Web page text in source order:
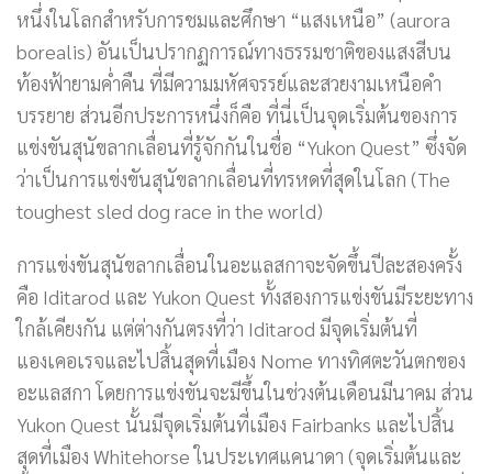
หนึ่งในโลกสำหรับการชมและศึกษา “แสงเหนือ” (aurora
borealis) อันเป็นปรากฏการณ์ทางธรรมชาติของแสงสีบน
ท้องฟ้ายามค่ำคืน ที่มีความมหัศจรรย์และสวยงามเหนือคำ
บรรยาย ส่วนอีกประการหนึ่งก็คือ ที่นี่เป็นจุดเริ่มต้นของการ
แข่งขันสุนัขลากเลื่อนที่รู้จักกันในชื่อ “Yukon Quest” ซึ่งจัด
ว่าเป็นการแข่งขันสุนัขลากเลื่อนที่ทรหดที่สุดในโลก (The
toughest sled dog race in the world)
การแข่งขันสุนัขลากเลื่อนในอะแลสกาจะจัดขึ้นปีละสองครั้ง
คือ Iditarod และ Yukon Quest ทั้งสองการแข่งขันมีระยะทาง
ใกล้เคียงกัน แต่ต่างกันตรงที่ว่า Iditarod มีจุดเริ่มต้นที่
แองเคอเรจและไปสิ้นสุดที่เมือง Nome ทางทิศตะวันตกของ
อะแลสกา โดยการแข่งขันจะมีขึ้นในช่วงต้นเดือนมีนาคม ส่วน
Yukon Quest นั้นมีจุดเริ่มต้นที่เมือง Fairbanks และไปสิ้น
สุดที่เมือง Whitehorse ในประเทศแคนาดา (จุดเริ่มต้นและ